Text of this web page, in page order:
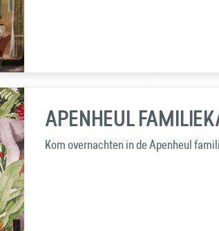
APENHEUL
Kom overnachten in de Apenheul